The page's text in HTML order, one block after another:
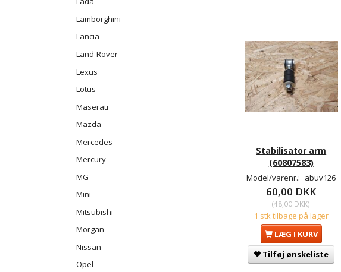
Lamborghini
Lancia
Land-Rover
Lexus
Lotus
Maserati
Mazda
Mercedes
Mercury
MG
Mini
Mitsubishi
Morgan
Nissan
Opel
Stabilisator arm
(60807583)
Model/varenr.: abuv126
60,00 DKK
(48,00 DKK)
1 stk tilbage på lager
LÆG I KURV
Tilføj ønskeliste